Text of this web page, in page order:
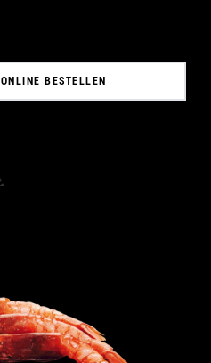
ONLINE BESTELLEN